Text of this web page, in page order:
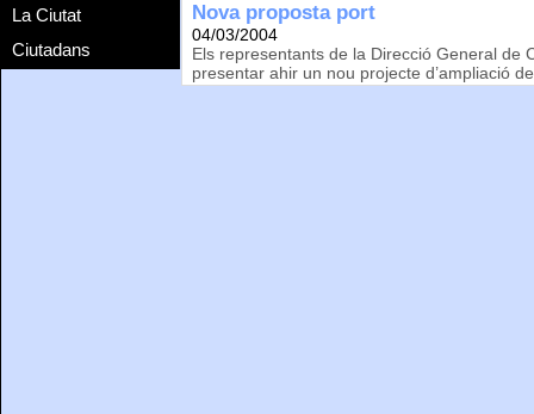
La Ciutat
Ciutadans
Nova proposta port
04/03/2004
Els representants de la Direcció General de
presentar ahir un nou projecte d’ampliació